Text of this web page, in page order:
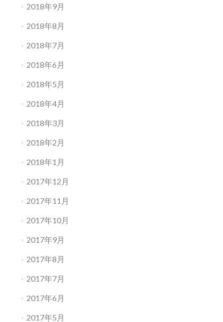
2018年9月
2018年8月
2018年7月
2018年6月
2018年5月
2018年4月
2018年3月
2018年2月
2018年1月
2017年12月
2017年11月
2017年10月
2017年9月
2017年8月
2017年7月
2017年6月
2017年5月